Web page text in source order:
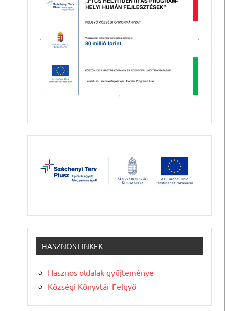
HASZNOS LINKEK
Hasznos oldalak gyűjteménye
Községi Könyvtár Felgyő